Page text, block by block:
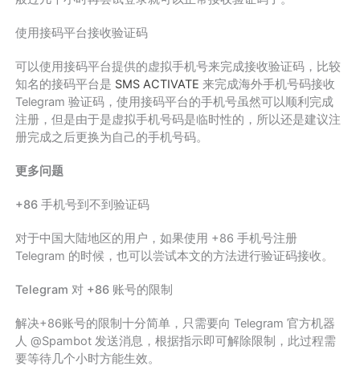
使用接码平台接收验证码
可以使用接码平台提供的虚拟手机号来完成接收验证码，比较
知名的接码平台是 SMS ACTIVATE 来完成海外手机号码接收
Telegram 验证码，使用接码平台的手机号虽然可以顺利完成
注册，但是由于是虚拟手机号码是临时性的，所以还是建议注
册完成之后更换为自己的手机号码。
更多问题
+86 手机号到不到验证码
对于中国大陆地区的用户，如果使用 +86 手机号注册
Telegram 的时候，也可以尝试本文的方法进行验证码接收。
Telegram 对 +86 账号的限制
解决+86账号的限制十分简单，只需要向 Telegram 官方机器
人 @Spambot 发送消息，根据指示即可解除限制，此过程需
要等待几个小时方能生效。